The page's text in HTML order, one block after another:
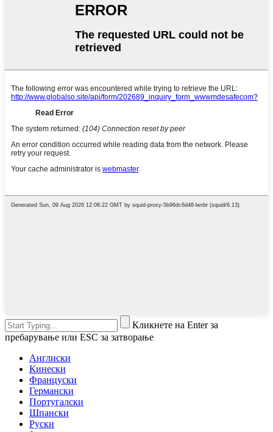
Кликнете на Enter за
пребарување или ESC за затворање
Англиски
Кинески
Француски
Германски
Португалски
Шпански
Руски